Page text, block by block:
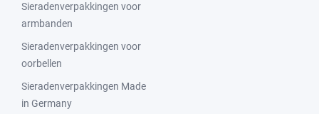
Sieradenverpakkingen voor
armbanden
Sieradenverpakkingen voor
oorbellen
Sieradenverpakkingen Made
in Germany